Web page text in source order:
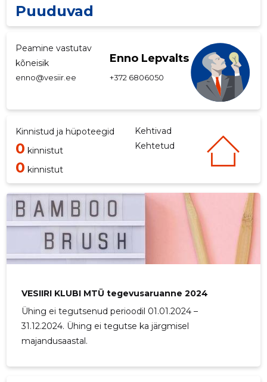
Puuduvad
Peamine vastutav
kõneisik
Enno Lepvalts
enno@vesiir.ee +372 6806050
Kinnistud ja hüpoteegid Kehtivad
0 kinnistut Kehtetud
0 kinnistut
VESIIRI KLUBI MTÜ tegevusaruanne 2024
Ühing ei tegutsenud perioodil 01.01.2024 –
31.12.2024. Ühing ei tegutse ka järgmisel
majandusaastal.